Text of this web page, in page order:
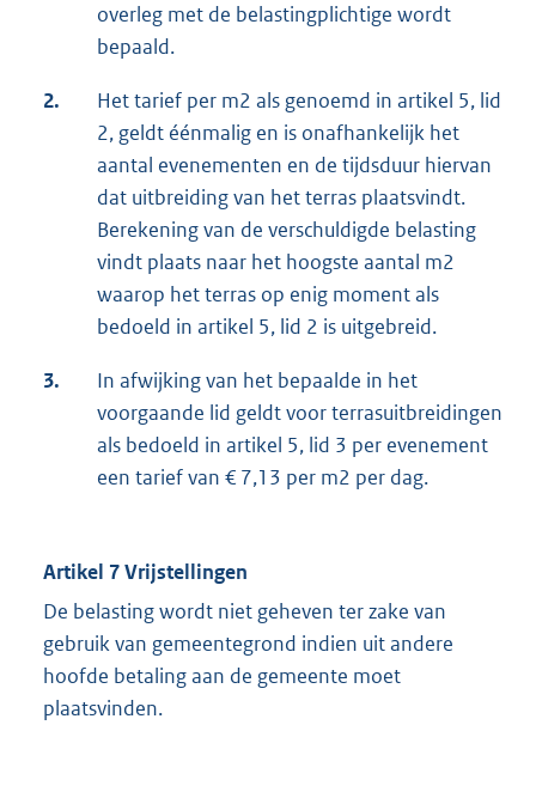
overleg met de belastingplichtige wordt
bepaald.
2.
Het tarief per m2 als genoemd in artikel 5, lid
2, geldt éénmalig en is onafhankelijk het
aantal evenementen en de tijdsduur hiervan
dat uitbreiding van het terras plaatsvindt.
Berekening van de verschuldigde belasting
vindt plaats naar het hoogste aantal m2
waarop het terras op enig moment als
bedoeld in artikel 5, lid 2 is uitgebreid.
3.
In afwijking van het bepaalde in het
voorgaande lid geldt voor terrasuitbreidingen
als bedoeld in artikel 5, lid 3 per evenement
een tarief van € 7,13 per m2 per dag.
Artikel 7 Vrijstellingen
De belasting wordt niet geheven ter zake van
gebruik van gemeentegrond indien uit andere
hoofde betaling aan de gemeente moet
plaatsvinden.